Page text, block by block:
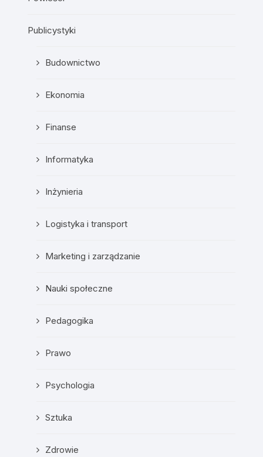
Publicystyki
Budownictwo
Ekonomia
Finanse
Informatyka
Inżynieria
Logistyka i transport
Marketing i zarządzanie
Nauki społeczne
Pedagogika
Prawo
Psychologia
Sztuka
Zdrowie